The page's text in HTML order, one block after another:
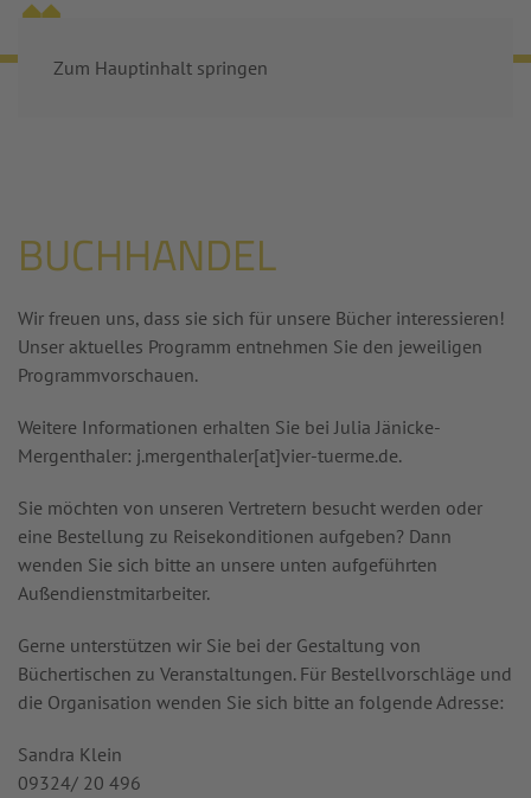
Zum Hauptinhalt springen
BUCHHANDEL
Wir freuen uns, dass sie sich für unsere Bücher interessieren!
Unser aktuelles Programm entnehmen Sie den jeweiligen
Programmvorschauen.
Weitere Informationen erhalten Sie bei Julia Jänicke-
Mergenthaler: j.mergenthaler[at]vier-tuerme.de.
Sie möchten von unseren Vertretern besucht werden oder
eine Bestellung zu Reisekonditionen aufgeben? Dann
wenden Sie sich bitte an unsere unten aufgeführten
Außendienstmitarbeiter.
Gerne unterstützen wir Sie bei der Gestaltung von
Büchertischen zu Veranstaltungen. Für Bestellvorschläge und
die Organisation wenden Sie sich bitte an folgende Adresse:
Sandra Klein
09324/ 20 496